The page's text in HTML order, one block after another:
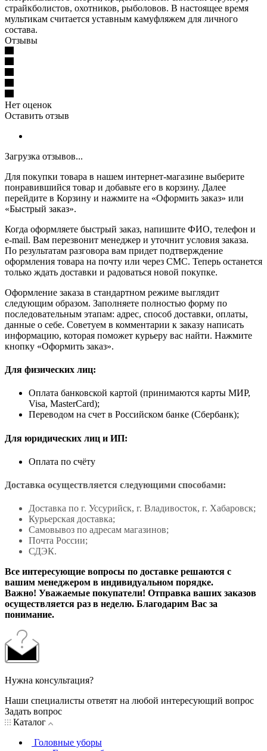
страйкболистов, охотников, рыболовов. В настоящее время
мультикам считается уставным камуфляжем для личного
состава.
Отзывы
Нет оценок
Оставить отзыв
Загрузка отзывов...
Для покупки товара в нашем интернет-магазине выберите
понравившийся товар и добавьте его в корзину. Далее
перейдите в Корзину и нажмите на «Оформить заказ» или
«Быстрый заказ».
Когда оформляете быстрый заказ, напишите ФИО, телефон и
e-mail. Вам перезвонит менеджер и уточнит условия заказа.
По результатам разговора вам придет подтверждение
оформления товара на почту или через СМС. Теперь останется
только ждать доставки и радоваться новой покупке.
Оформление заказа в стандартном режиме выглядит
следующим образом. Заполняете полностью форму по
последовательным этапам: адрес, способ доставки, оплаты,
данные о себе. Советуем в комментарии к заказу написать
информацию, которая поможет курьеру вас найти. Нажмите
кнопку «Оформить заказ».
Для физических лиц:
Оплата банковской картой (принимаются карты МИР,
Visa, MasterCard);
Переводом на счет в Российском банке (Сбербанк);
Для юридических лиц и ИП:
Оплата по счёту
Доставка осуществляется следующими способами:
Доставка по г. Уссурийск, г. Владивосток, г. Хабаровск;
Курьерская доставка;
Самовывоз по адресам магазинов;
Почта России;
СДЭК.
Все интересующие вопросы по доставке решаются с
вашим менеджером в индивидуальном порядке.
Важно! Уважаемые покупатели! Отправка ваших заказов
осуществляется раз в неделю. Благодарим Вас за
понимание.
Нужна консультация?
Наши специалисты ответят на любой интересующий вопрос
Задать вопрос
Каталог
Головные уборы